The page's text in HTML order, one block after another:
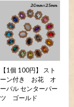
【1個 100円】 スト
ーン付き お花 オ
ーバル センターパー
ツ ゴールド